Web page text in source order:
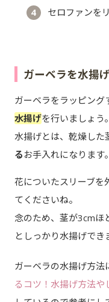
セロファンを
ガーベラを水揚
ガーベラをラッピング
水揚げを行いましょう。
水揚げとは、乾燥した
る お手入れになります。
花についたスリーブを
てくださいね。
念のため、茎が3cmほ
としっかり水揚げでき
ガーベラの水揚げ方法
るコツ！水揚げ方法や